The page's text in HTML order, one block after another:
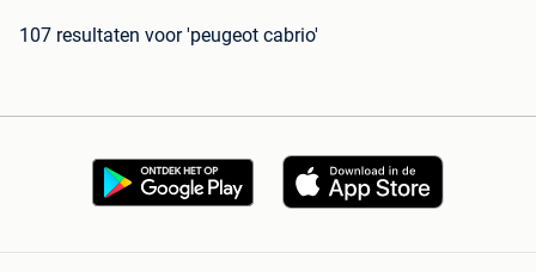
107 resultaten voor 'peugeot cabrio'